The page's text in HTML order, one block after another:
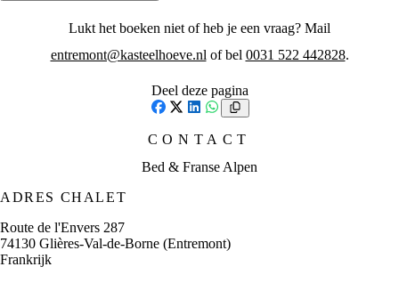
Lukt het boeken niet of heb je een vraag? Mail
entremont@kasteelhoeve.nl of bel 0031 522 442828.
Deel deze pagina
LinkedIn
WhatsApp
CONTACT
Bed & Franse Alpen
ADRES CHALET
Route de l'Envers 287
74130 Glières-Val-de-Borne (Entremont)
Frankrijk